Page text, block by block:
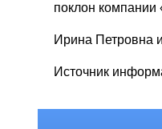
поклон
Ирина Петровна
Источник